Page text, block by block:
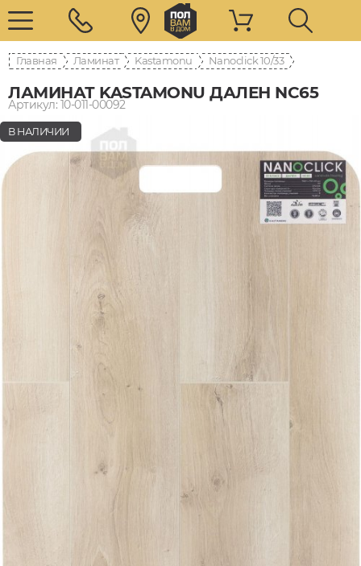
Главная Ламинат Kastamonu Nanoclick 10/33
ЛАМИНАТ KASTAMONU ДАЛЕН NC65
Артикул: 10-011-00092
В НАЛИЧИИ